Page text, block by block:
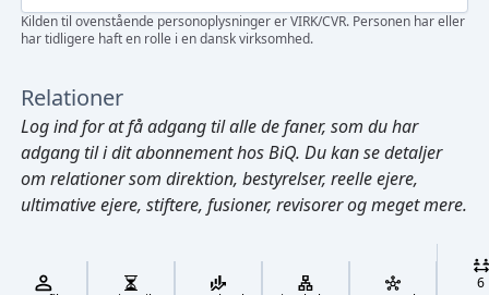
Cmd/Ctrl + K
Kilden til ovenstående personoplysninger er VIRK/CVR. Personen har eller
har tidligere haft en rolle i en dansk virksomhed.
Relationer
Log indfor at få adgang til alle de faner, som du har
adgang til i dit abonnement hos BiQ. Du kan se detaljer
om relationer som direktion, bestyrelser, reelle ejere,
ultimative ejere, stiftere, fusioner, revisorer og meget mere.
6